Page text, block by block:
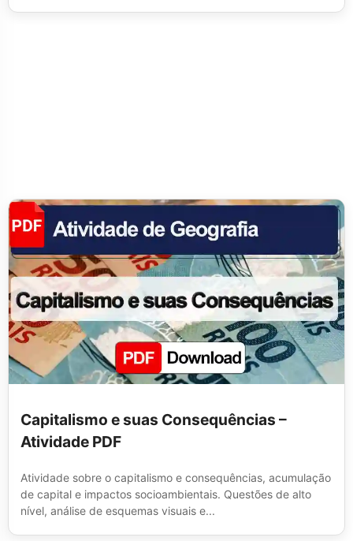
Capitalismo e suas Consequências –
Atividade PDF
Atividade sobre o capitalismo e consequências, acumulação
de capital e impactos socioambientais. Questões de alto
nível, análise de esquemas visuais e...